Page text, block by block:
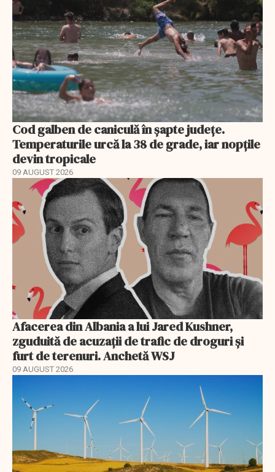
Cod galben de caniculă în șapte județe.
Temperaturile urcă la 38 de grade, iar nopțile
devin tropicale
09 AUGUST 2026
Afacerea din Albania a lui Jared Kushner,
zguduită de acuzații de trafic de droguri și
furt de terenuri. Anchetă WSJ
09 AUGUST 2026